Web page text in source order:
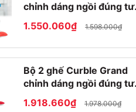
chỉnh dáng ngồi đúng tư
thế Hàn Quốc
1.550.060₫ 1.598.000₫
Bộ 2 ghế Curble Grand
chỉnh dáng ngồi đúng tư
thế Hàn Quốc
1.918.660₫ 1.978.000₫